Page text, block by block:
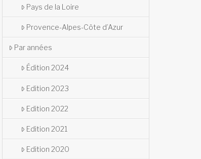
Pays de la Loire
Provence-Alpes-Côte d’Azur
Par années
Édition 2024
Edition 2023
Edition 2022
Edition 2021
Edition 2020